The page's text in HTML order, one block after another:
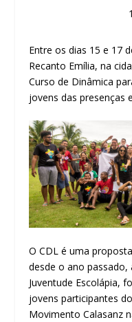
Entre os dias 15 e 17
Recanto Emília, na
Curso de Dinâmica
jovens das presenças
O CDL é uma
desde o ano passado,
Juventude Escolápia,
jovens participantes
Movimento Calasanz